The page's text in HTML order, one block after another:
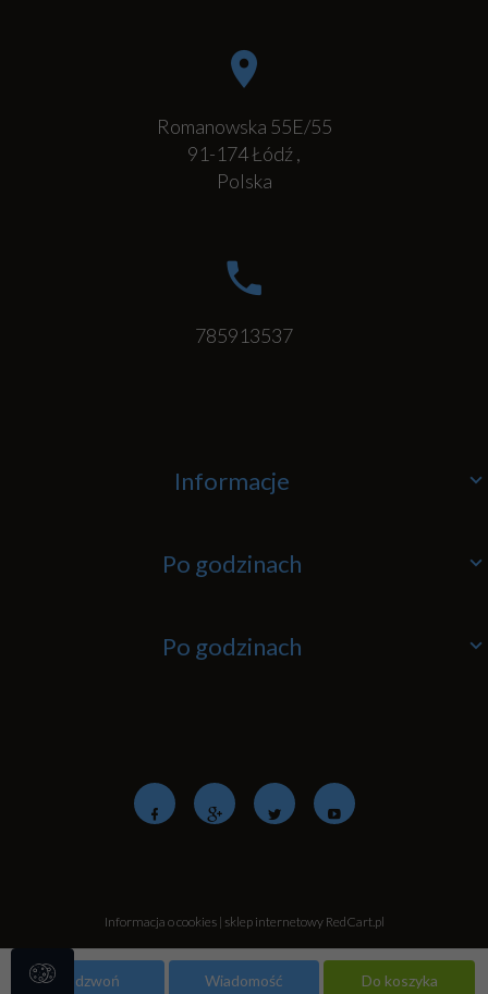
Zadzwoń Wiadomość Do koszyka
Romanowska 55E/55
91-174Łódź,
Polska
785913537
Informacje
Po godzinach
Po godzinach
Informacja o cookies| sklep internetowyRedCart.pl